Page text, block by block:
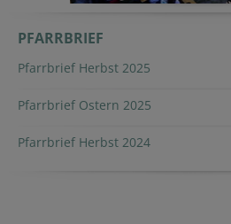
PFARRBRIEF
Pfarrbrief Herbst 2025
Pfarrbrief Ostern 2025
Pfarrbrief Herbst 2024